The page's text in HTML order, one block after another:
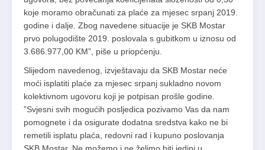
koje moramo obračunati za plaće za mjesec srpanj 2019.
godine i dalje. Zbog navedene situacije je SKB Mostar
prvo polugodište 2019. poslovala s gubitkom u iznosu od
3.686.977,00 KM”, piše u priopćenju.
Slijedom navedenog, izvještavaju da SKB Mostar neće
moći isplatiti plaće za mjesec srpanj sukladno novom
kolektivnom ugovoru koji je potpisan prošle godine.
”Svjesni svih mogućih posljedica pozivamo Vas da nam
pomognete i da osigurate dodatna sredstva kako ne bi
remetili isplatu plaća, redovni rad i kupuno poslovanja